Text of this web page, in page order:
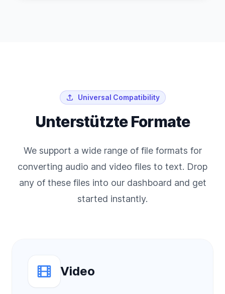
Universal Compatibility
Unterstützte Formate
We support a wide range of file formats for
converting audio and video files to text. Drop
any of these files into our dashboard and get
started instantly.
Video